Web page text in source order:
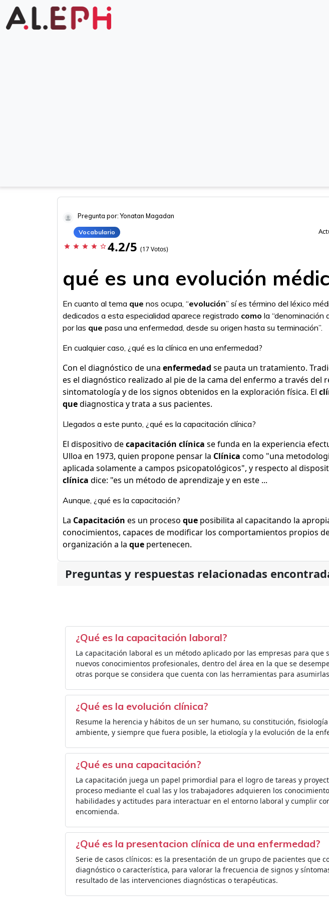
Pregunta por: Yonatan Magadan
Vocabulario
star star star star star_border 4.2/5 (17 Votos)
qué es una evolución
En cuanto al tema que nos ocupa, “evolución” sí es término del léxico
dedicados a esta especialidad aparece registrado como la “denominación
por las que pasa una enfermedad, desde su origen hasta su terminación”.
En cualquier caso, ¿qué es la clínica en una enfermedad?
Con el diagnóstico de una enfermedad se pauta un tratamiento.
es el diagnóstico realizado al pie de la cama del enfermo a través del
sintomatología y de los signos obtenidos en la exploración física. El
quediagnostica y trata a sus pacientes.
Llegados a este punto, ¿qué es la capacitación clínica?
El dispositivo decapacitación clínica se funda en la experiencia
Ulloa en 1973, quien propone pensar la Clínica como "una
aplicada solamente a campos psicopatológicos", y respecto al
clínica dice: "es un método de aprendizaje y en este ...
Aunque, ¿qué es la capacitación?
La Capacitación es un proceso que posibilita al capacitando la
conocimientos, capaces de modificar los comportamientos propios
organización a la que pertenecen.
Preguntas y respuestas relacionadas
¿Qué es la capacitación laboral?
La capacitación laboral es un método aplicado por las empresas para que
nuevos conocimientos profesionales, dentro del área en la que se
otras porque se considera que cuenta con las herramientas para
¿Qué es la evolución clínica?
Resume la herencia y hábitos de un ser humano, su constitución,
ambiente, y siempre que fuera posible, la etiología y la evolución de la
¿Qué es una capacitación?
La capacitación juega un papel primordial para el logro de tareas y
proceso mediante el cual las y los trabajadores adquieren los
habilidades y actitudes para interactuar en el entorno laboral y cumplir
encomienda.
¿Qué es la presentacion clínica de una enfermedad?
Serie de casos clínicos: es la presentación de un grupo de pacientes que
diagnóstico o característica, para valorar la frecuencia de signos y
resultado de las intervenciones diagnósticas o terapéuticas.